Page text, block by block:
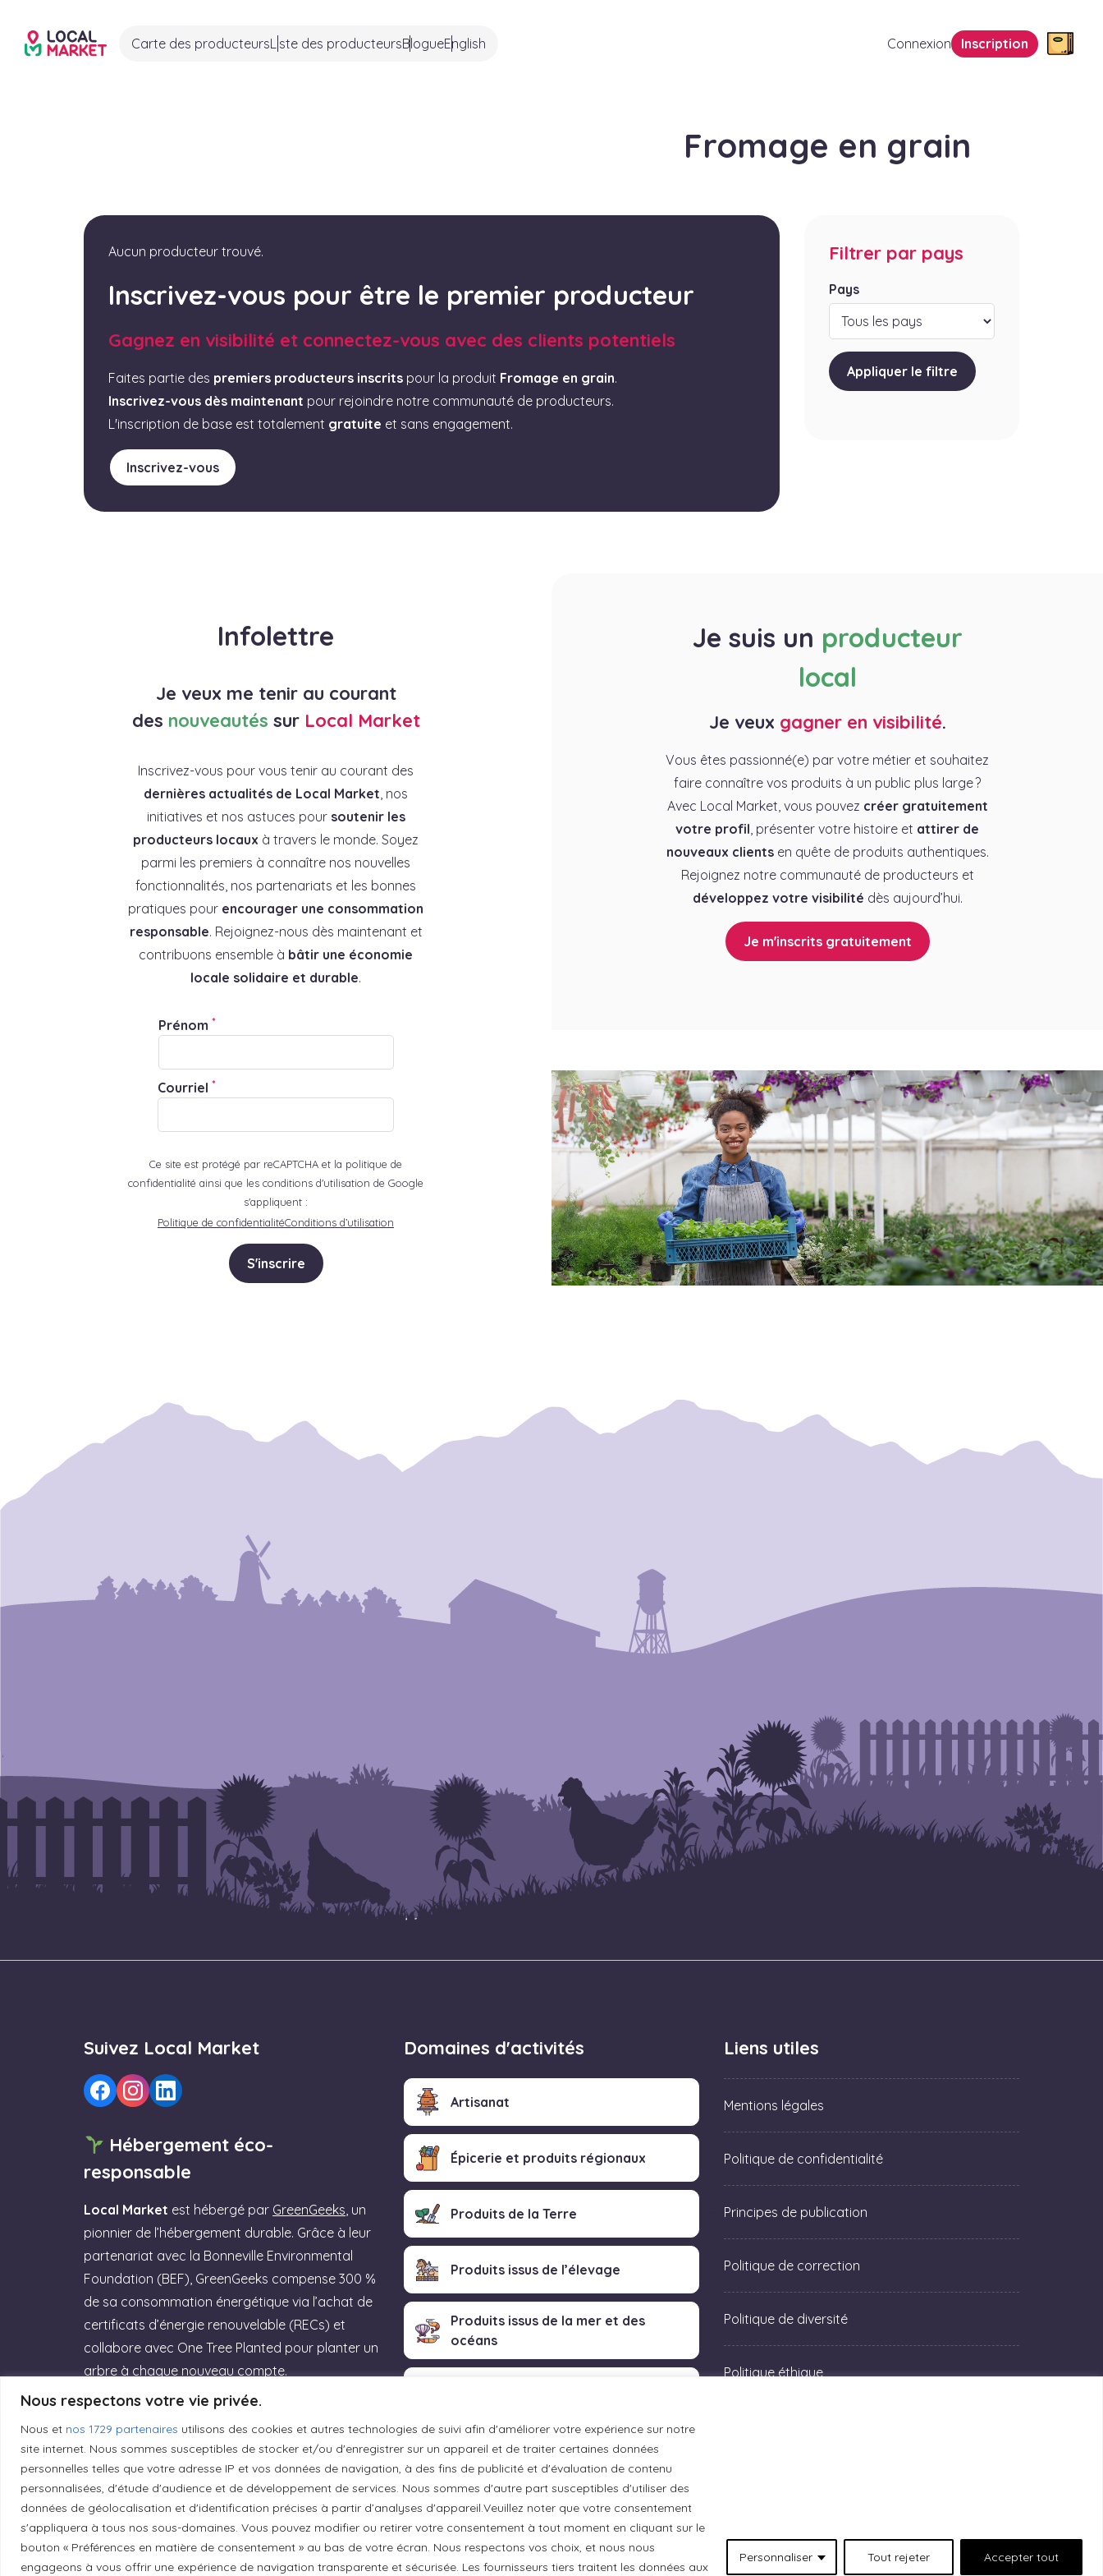
Nous respectons votre vie privée.
Nous et nos 1729 partenaires utilisons des cookies et autres technologies de suivi afin d'améliorer votre expérience sur notre
site internet. Nous sommes susceptibles de stocker et/ou d'enregistrer sur un appareil et de traiter certaines données
personnelles telles que votre adresse IP et vos données de navigation, à des fins de publicité et d'évaluation de contenu
personnalisées, d'étude d'audience et de développement de services. Nous sommes d'autre part susceptibles d'utiliser des
données de géolocalisation et d'identification précises à partir d’analyses d'appareil.Veuillez noter que votre consentement
s'appliquera à tous nos sous-domaines. Vous pouvez modifier ou retirer votre consentement à tout moment en cliquant sur le
bouton « Préférences en matière de consentement » au bas de votre écran. Nous respectons vos choix, et nous nous
engageons à vous offrir une expérience de navigation transparente et sécurisée. Les fournisseurs tiers traitent les données aux
Personnaliser Tout rejeter Accepter tout
Carte des producteursListe des producteursBlogueEnglish Connexion Inscription
Fromage en grain
Aucun producteur trouvé.
Inscrivez-vous pour être le premier producteur
Gagnez en visibilité et connectez-vous avec des clients potentiels
Faites partie des premiers producteurs inscrits pour la produit Fromage en grain.
Inscrivez-vous dès maintenant pour rejoindre notre communauté de producteurs.
L'inscription de base est totalement gratuite et sans engagement.
Inscrivez-vous
Filtrer par pays
Pays
Appliquer le filtre
Infolettre
Je veux me tenir au courant
des nouveautés sur Local Market
Inscrivez-vous pour vous tenir au courant des
dernières actualités de Local Market , nos
initiatives et nos astuces pour soutenir les
producteurs locaux à travers le monde. Soyez
parmi les premiers à connaître nos nouvelles
fonctionnalités, nos partenariats et les bonnes
pratiques pour encourager une consommation
responsable. Rejoignez-nous dès maintenant et
contribuons ensemble à bâtir une économie
locale solidaire et durable.
Prénom *
Courriel *
Ce site est protégé par reCAPTCHA et la politique de
confidentialité ainsi que les conditions d'utilisation de Google
s'appliquent :
Politique de confidentialitéConditions d’utilisation
S'inscrire
Je suis un producteur
local
Je veux gagner en visibilité.
Vous êtes passionné(e) par votre métier et souhaitez
faire connaître vos produits à un public plus large ?
Avec Local Market, vous pouvez créer gratuitement
votre profil, présenter votre histoire et attirer de
nouveaux clientsen quête de produits authentiques.
Rejoignez notre communauté de producteurs et
développez votre visibilité dès aujourd’hui.
Je m'inscrits gratuitement
Suivez Local Market
Hébergement éco-
responsable
Local Market est hébergé par GreenGeeks, un
pionnier de l’hébergement durable. Grâce à leur
partenariat avec la Bonneville Environmental
Foundation (BEF), GreenGeeks compense 300 %
de sa consommation énergétique via l’achat de
certificats d’énergie renouvelable (RECs) et
collabore avec One Tree Planted pour planter un
arbre à chaque nouveau compte.
Rejoignez GreenGeeks dès aujourd’hui et
offrez à votre site un hébergement labellisé «
Green Web Hosting » performant qui
respecte la planète ! (Lien affilié)
Domaines d'activités
Artisanat
Épicerie et produits régionaux
Produits de la Terre
Produits issus de l’élevage
Produits issus de la mer et des
océans
Liens utiles
Mentions légales
Politique de confidentialité
Principes de publication
Politique de correction
Politique de diversité
Politique éthique